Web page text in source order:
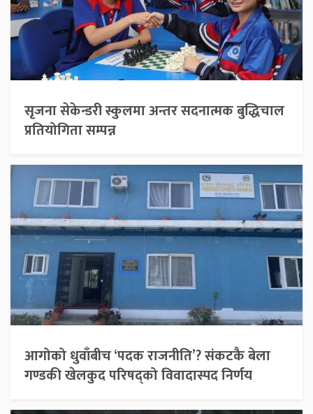
सृजना सेकेन्डरी स्कुलमा अन्तर सदनात्मक बुद्धिचाल
प्रतियोगिता सम्पन्न
आगोको धुवाँबीच ‘पदक राजनीति’? संकटकै बेला
गण्डकी खेलकुद परिषद्को विवादास्पद निर्णय